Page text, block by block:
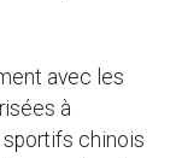
avec les
à
chinois